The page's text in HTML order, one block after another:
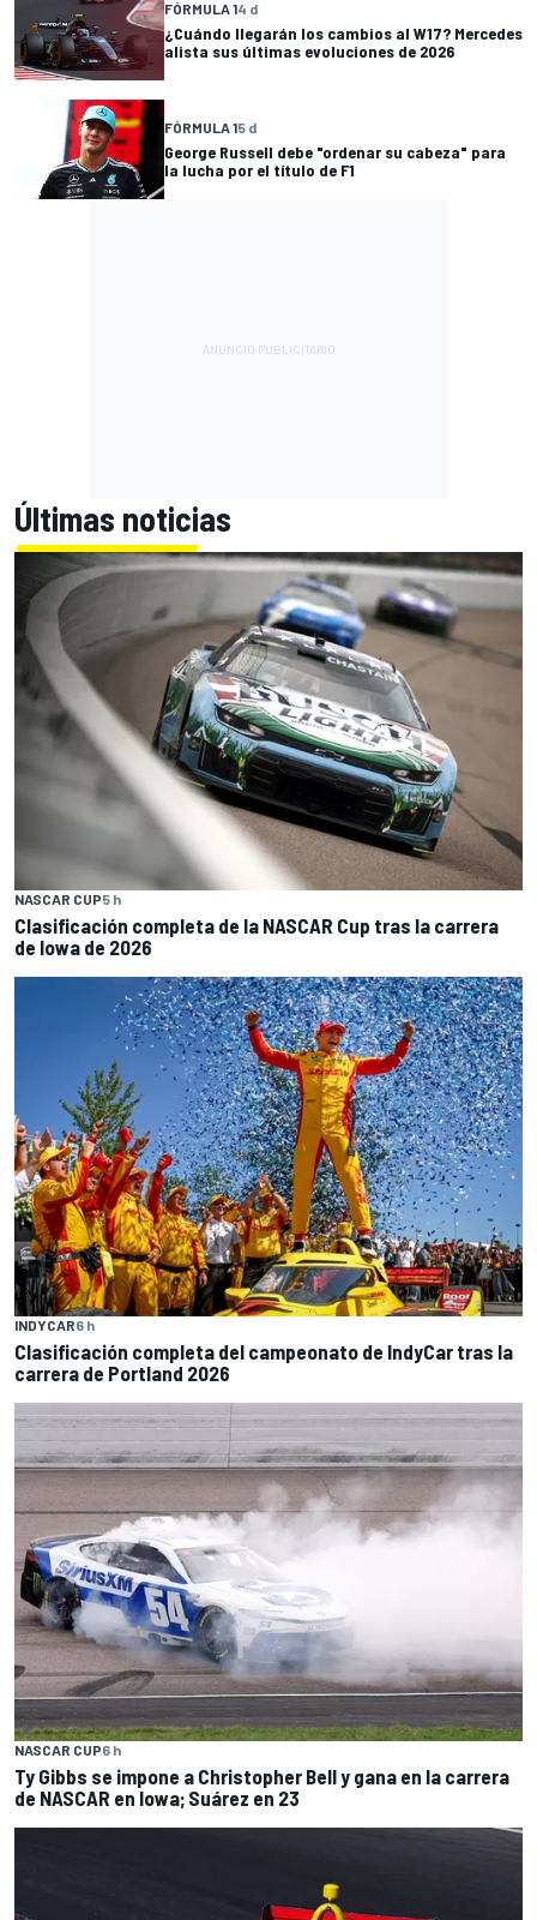
FÓRMULA 14 d
¿Cuándo llegarán los cambios al W17? Mercedes
alista sus últimas evoluciones de 2026
FÓRMULA 15 d
George Russell debe "ordenar su cabeza" para
la lucha por el título de F1
Últimas noticias
NASCAR CUP5 h
Clasificación completa de la NASCAR Cup tras la carrera
de Iowa de 2026
INDYCAR6 h
Clasificación completa del campeonato de IndyCar tras la
carrera de Portland 2026
NASCAR CUP6 h
Ty Gibbs se impone a Christopher Bell y gana en la carrera
de NASCAR en Iowa; Suárez en 23